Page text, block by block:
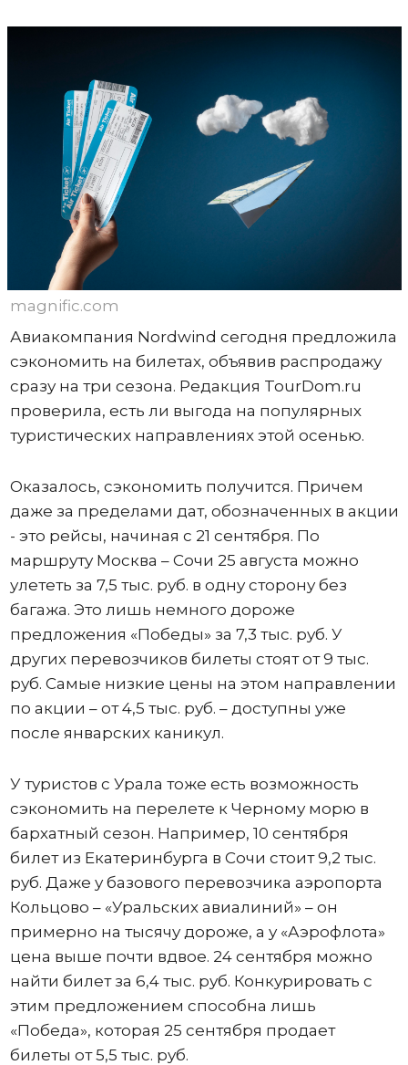
magnific.com
Авиакомпания Nordwind сегодня предложила
сэкономить на билетах, объявив распродажу
сразу на три сезона. Редакция TourDom.ru
проверила, есть ли выгода на популярных
туристических направлениях этой осенью.
Оказалось, сэкономить получится. Причем
даже за пределами дат, обозначенных в акции
- это рейсы, начиная с 21 сентября. По
маршруту Москва – Сочи 25 августа можно
улететь за 7,5 тыс. руб. в одну сторону без
багажа. Это лишь немного дороже
предложения «Победы» за 7,3 тыс. руб. У
других перевозчиков билеты стоят от 9 тыс.
руб. Самые низкие цены на этом направлении
по акции – от 4,5 тыс. руб. – доступны уже
после январских каникул.
У туристов с Урала тоже есть возможность
сэкономить на перелете к Черному морю в
бархатный сезон. Например, 10 сентября
билет из Екатеринбурга в Сочи стоит 9,2 тыс.
руб. Даже у базового перевозчика аэропорта
Кольцово – «Уральских авиалиний» – он
примерно на тысячу дороже, а у «Аэрофлота»
цена выше почти вдвое. 24 сентября можно
найти билет за 6,4 тыс. руб. Конкурировать с
этим предложением способна лишь
«Победа», которая 25 сентября продает
билеты от 5,5 тыс. руб.